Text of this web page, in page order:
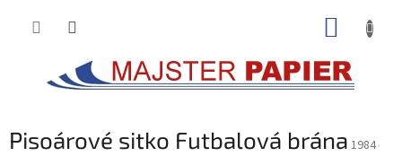
Pisoárové sitko Futbalová brána 1984